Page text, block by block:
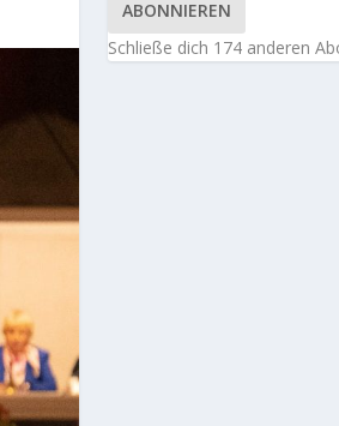
ABONNIEREN
Schließe dich 174 anderen